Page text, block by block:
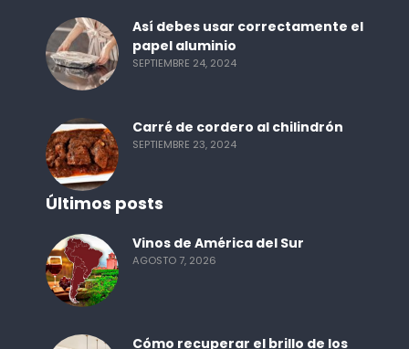
Así debes usar correctamente el
papel aluminio
SEPTIEMBRE 24, 2024
Carré de cordero al chilindrón
SEPTIEMBRE 23, 2024
Últimos posts
Vinos de América del Sur
AGOSTO 7, 2026
Cómo recuperar el brillo de los